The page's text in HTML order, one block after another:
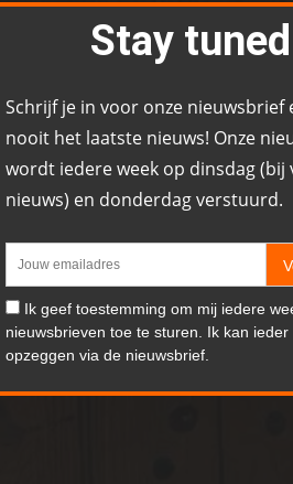
Stay tuned
Schrijf je in voor onze nieuwsbrief
nooit het laatste nieuws! Onze
wordt iedere week op dinsdag (bij
nieuws) en donderdag verstuurd.
Ik geef toestemming om mij iedere
nieuwsbrieven toe te sturen. Ik kan
opzeggen via de nieuwsbrief.